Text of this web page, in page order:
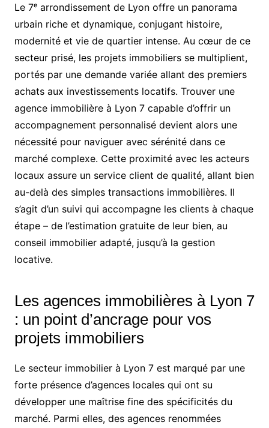
Le 7ᵉ arrondissement de Lyon offre un panorama
urbain riche et dynamique, conjugant histoire,
modernité et vie de quartier intense. Au cœur de ce
secteur prisé, les projets immobiliers se multiplient,
portés par une demande variée allant des premiers
achats aux investissements locatifs. Trouver une
agence immobilière à Lyon 7 capable d’offrir un
accompagnement personnalisé devient alors une
nécessité pour naviguer avec sérénité dans ce
marché complexe. Cette proximité avec les acteurs
locaux assure un service client de qualité, allant bien
au-delà des simples transactions immobilières. Il
s’agit d’un suivi qui accompagne les clients à chaque
étape – de l’estimation gratuite de leur bien, au
conseil immobilier adapté, jusqu’à la gestion
locative.
Les agences immobilières à Lyon 7
: un point d’ancrage pour vos
projets immobiliers
Le secteur immobilier à Lyon 7 est marqué par une
forte présence d’agences locales qui ont su
développer une maîtrise fine des spécificités du
marché. Parmi elles, des agences renommées